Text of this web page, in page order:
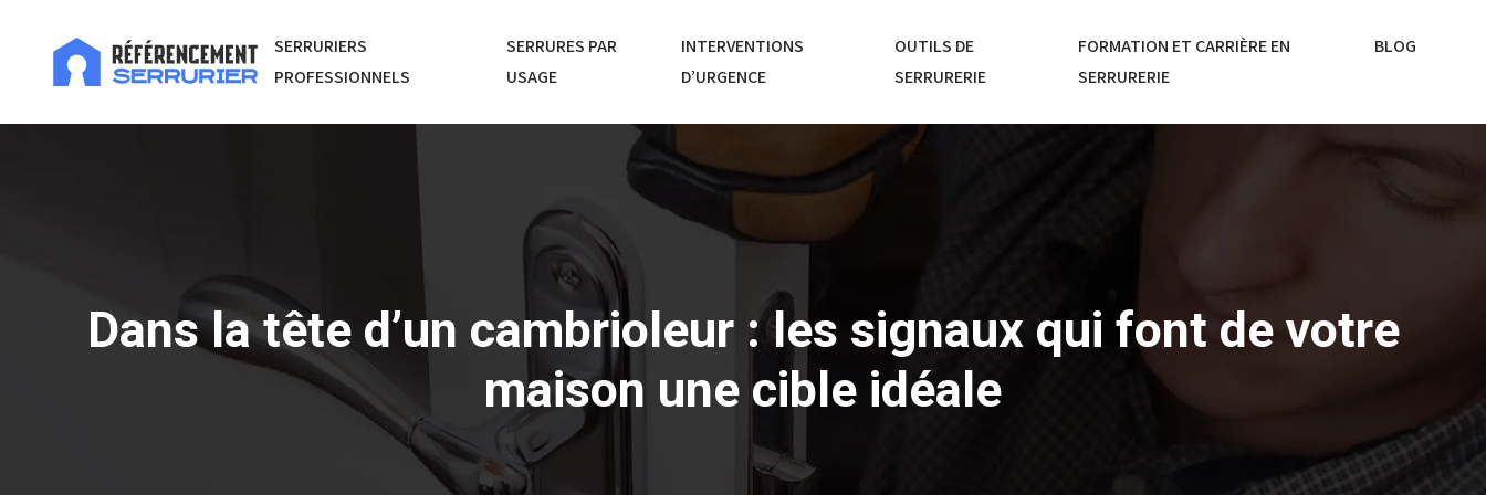
SERRURIERS
PROFESSIONNELS
SERRURES PAR
USAGE
INTERVENTIONS
D’URGENCE
OUTILS DE
SERRURERIE
FORMATION ET CARRIÈRE EN
SERRURERIE
BLOG
Dans la tête d’un cambrioleur : les signaux qui font de votre
maison une cible idéale